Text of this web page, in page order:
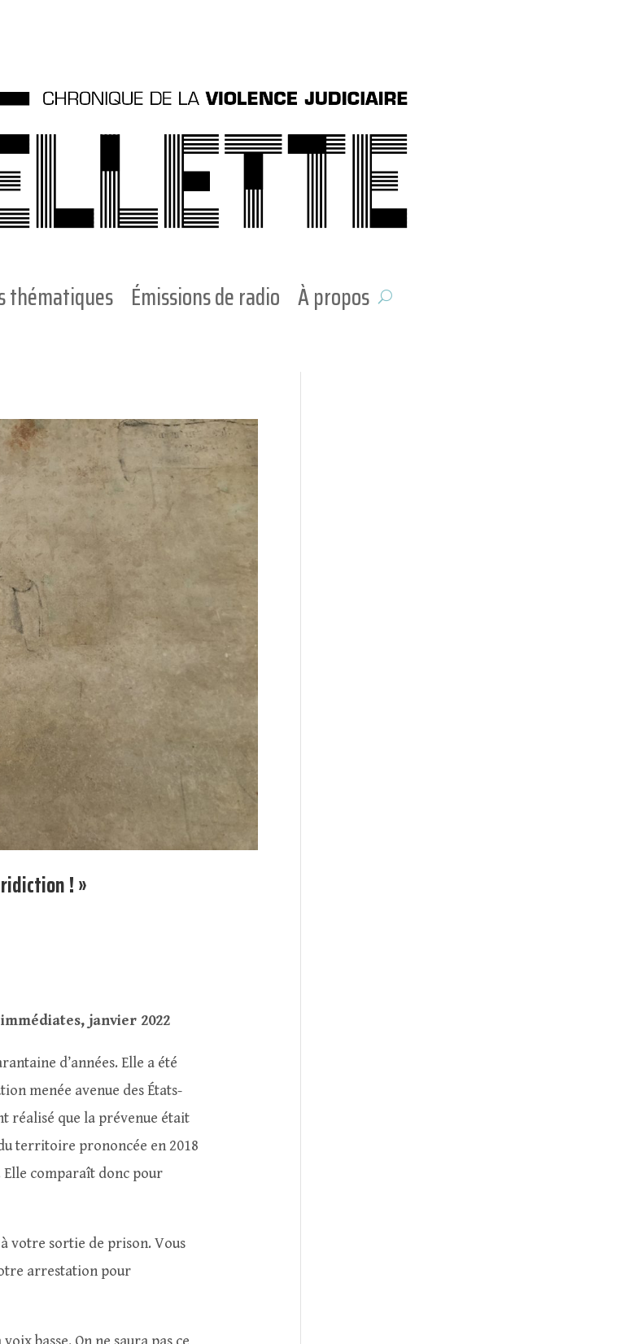
thématiques Émissions de radio À propos
! »
janvier 2022
d’années. Elle a été
menée avenue des États-
réalisé que la prévenue était
territoire prononcée en 2018
comparaît donc pour
votre sortie de prison. Vous
arrestation pour